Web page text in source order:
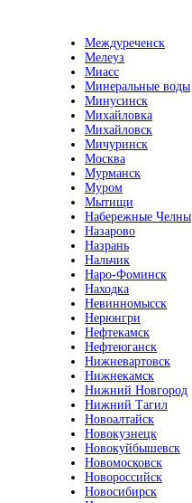
Междуреченск
Мелеуз
Миасс
Минеральные воды
Минусинск
Михайловка
Михайловск
Мичуринск
Москва
Мурманск
Муром
Мытищи
Набережные Челны
Назарово
Назрань
Нальчик
Наро-Фоминск
Находка
Невинномысск
Нерюнгри
Нефтекамск
Нефтеюганск
Нижневартовск
Нижнекамск
Нижний Новгород
Нижний Тагил
Новоалтайск
Новокузнецк
Новокуйбышевск
Новомосковск
Новороссийск
Новосибирск